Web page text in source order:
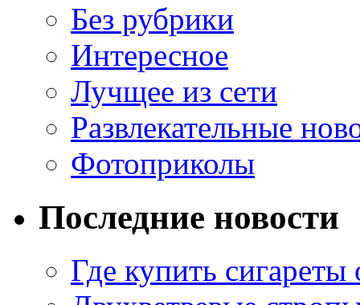
Без рубрики
Интересное
Лучщее из сети
Развлекательные
Фотоприколы
Последние новости
Где купить